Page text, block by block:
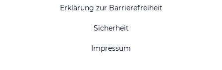
Erklärung zur Barrierefreiheit
Sicherheit
Impressum